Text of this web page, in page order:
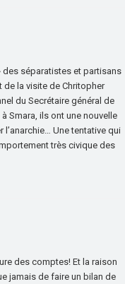
des séparatistes et partisans
de la visite de Chritopher
du Secrétaire général de
à Smara, ils ont une nouvelle
l’anarchie… Une tentative qui
très civique des
des comptes! Et la raison
jamais de faire un bilan de